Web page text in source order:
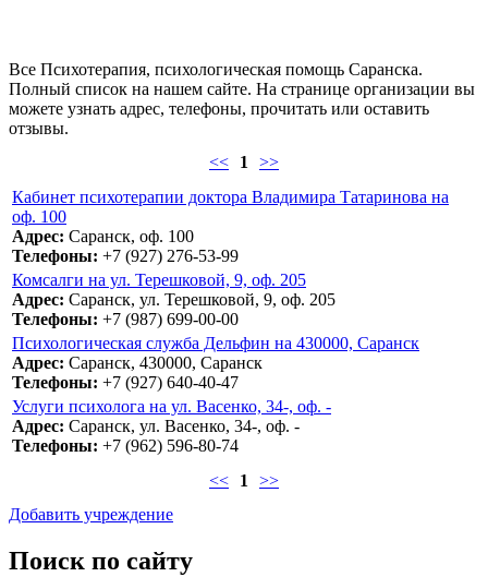
Все Психотерапия, психологическая помощь Саранска.
Полный список на нашем сайте. На странице организации вы
можете узнать адрес, телефоны, прочитать или оставить
отзывы.
<<
1 >>
Кабинет психотерапии доктора Владимира Татаринова на
оф. 100
Адрес: Саранск, оф. 100
Телефоны: +7 (927) 276-53-99
Комсалги на ул. Терешковой, 9, оф. 205
Адрес: Саранск, ул. Терешковой, 9, оф. 205
Телефоны: +7 (987) 699-00-00
Психологическая служба Дельфин на 430000, Саранск
Адрес: Саранск, 430000, Саранск
Телефоны: +7 (927) 640-40-47
Услуги психолога на ул. Васенко, 34-, оф. -
Адрес: Саранск, ул. Васенко, 34-, оф. -
Телефоны: +7 (962) 596-80-74
<<
1 >>
Добавить учреждение
Поиск по сайту